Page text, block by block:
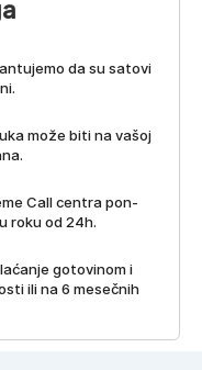
da su satovi
može biti na vašoj
Call centra pon-
roku od 24h.
gotovinom i
ili na 6 mesečnih